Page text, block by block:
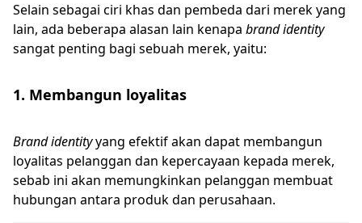
Selain sebagai ciri khas dan pembeda dari merek yang
lain, ada beberapa alasan lain kenapa brand identity
sangat penting bagi sebuah merek, yaitu:
1. Membangun loyalitas
Brand identityyang efektif akan dapat membangun
loyalitas pelanggan dan kepercayaan kepada merek,
sebab ini akan memungkinkan pelanggan membuat
hubungan antara produk dan perusahaan.